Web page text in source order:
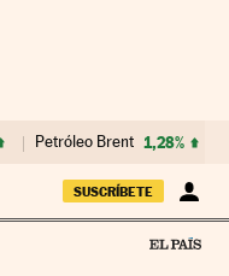
Petróleo Brent 1,28%
SUSCRÍBETE